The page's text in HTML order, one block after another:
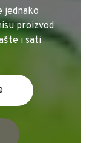
jednako
proizvod
i sati